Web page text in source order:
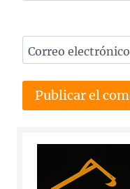
Correo electrónico